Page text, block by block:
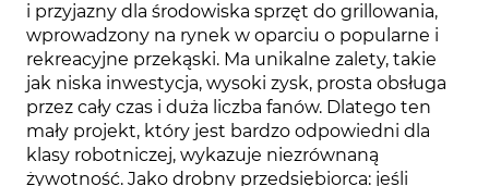
i przyjazny dla środowiska sprzęt do grillowania,
wprowadzony na rynek w oparciu o popularne i
rekreacyjne przekąski. Ma unikalne zalety, takie
jak niska inwestycja, wysoki zysk, prosta obsługa
przez cały czas i duża liczba fanów. Dlatego ten
mały projekt, który jest bardzo odpowiedni dla
klasy robotniczej, wykazuje niezrównaną
żywotność. Jako drobny przedsiębiorca: jeśli